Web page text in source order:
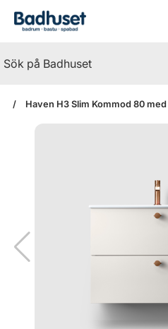
Haven H3 Slim Kommod 80